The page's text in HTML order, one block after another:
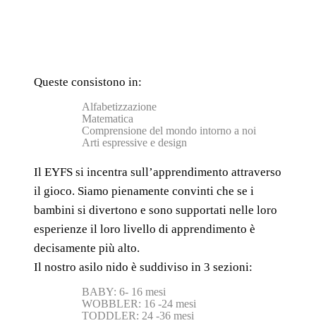
Queste consistono in:
Alfabetizzazione
Matematica
Comprensione del mondo intorno a noi
Arti espressive e design
Il EYFS si incentra sull’apprendimento attraverso
il gioco. Siamo pienamente convinti che se i
bambini si divertono e sono supportati nelle loro
esperienze il loro livello di apprendimento è
decisamente più alto.
Il nostro asilo nido è suddiviso in 3 sezioni:
BABY: 6- 16 mesi
WOBBLER: 16 -24 mesi
TODDLER: 24 -36 mesi